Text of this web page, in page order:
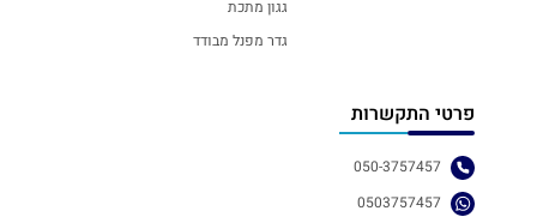
גגון מתכת
גדר מפנל מבודד
פרטי התקשרות
050-3757457
0503757457